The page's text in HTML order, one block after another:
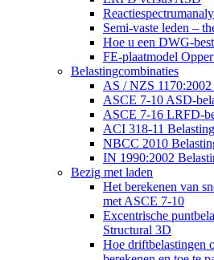
Semi-vaste leden –
Hoe u een DWG-
FE-plaatmodel
Belastingcombinaties
AS / NZS
ASCE 7-10 ASD-
ASCE 7-16 LRFD-
ACI 318-11
NBCC 2010
IN 1990:2002
Bezig met laden
Het berekenen van
met ASCE 7-10
Excentrische
Structural 3D
Hoe driftbelastingen